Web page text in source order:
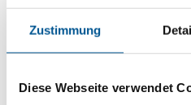
Zustimmung
Diese Webseite verwendet
Beschreibung